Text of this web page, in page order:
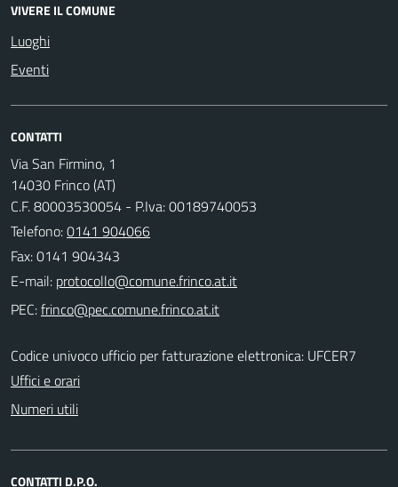
VIVERE IL COMUNE
Luoghi
Eventi
CONTATTI
Via San Firmino, 1
14030 Frinco (AT)
C.F. 80003530054 - P.Iva: 00189740053
Telefono:0141 904066
Fax: 0141 904343
E-mail:
PEC:
Codice univoco ufficio per fatturazione elettronica: UFCER7
Uffici e orari
Numeri utili
CONTATTI D.P.O.